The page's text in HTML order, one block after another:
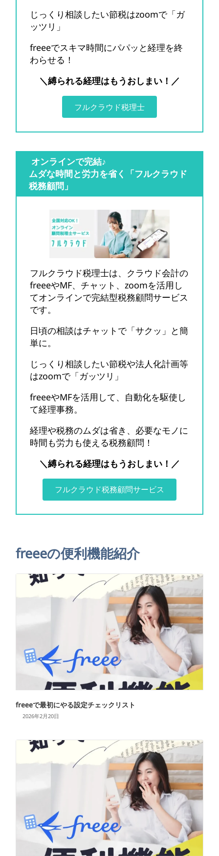
じっくり相談したい節税はzoomで「ガ
ッツリ」
freeeでスキマ時間にパパッと経理を終
わらせる！
＼縛られる経理はもうおしまい！／
フルクラウド税理士
オンラインで完結♪
ムダな時間と労力を省く「フルクラウド
税務顧問」
フルクラウド税理士は、クラウド会計の
freeeやMF、チャット、zoomを活用し
てオンラインで完結型税務顧問サービス
です。
日頃の相談はチャットで「サクッ」と簡
単に。
じっくり相談したい節税や法人化計画等
はzoomで「ガッツリ」
freeeやMFを活用して、自動化を駆使し
て経理事務。
経理や税務のムダは省き、必要なモノに
時間も労力も使える税務顧問！
＼縛られる経理はもうおしまい！／
フルクラウド税務顧問サービス
freeeの便利機能紹介
freeeで最初にやる設定チェックリスト
2026年2月20日